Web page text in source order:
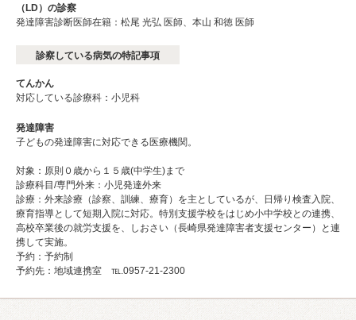
（LD）の診察
発達障害診断医師在籍：松尾 光弘 医師、本山 和徳 医師
診察している病気の特記事項
てんかん
対応している診療科：小児科
発達障害
子どもの発達障害に対応できる医療機関。
対象：原則０歳から１５歳(中学生)まで
診療科目/専門外来：小児発達外来
診療：外来診療（診察、訓練、療育）を主としているが、日帰り検査入院、
療育指導として短期入院に対応。特別支援学校をはじめ小中学校との連携、
高校卒業後の就労支援を、しおさい（長崎県発達障害者支援センター）と連
携して実施。
予約：予約制
予約先：地域連携室 ℡.0957-21-2300